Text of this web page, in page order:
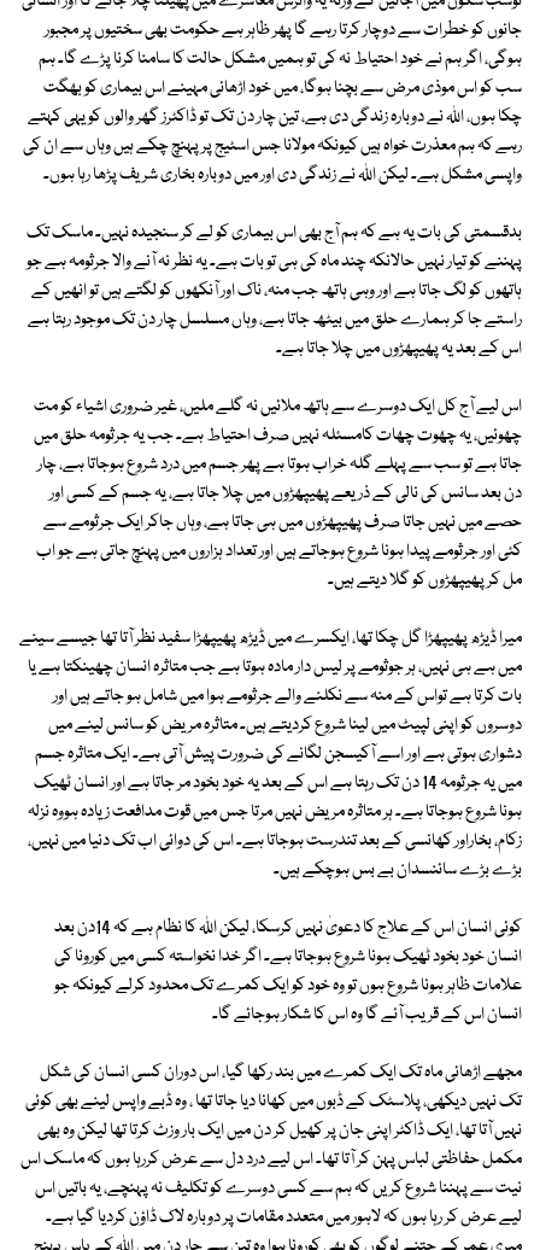
جانوں کو خطرات سے دوچار کرتا رہے گا پھر ظاہر ہے حکومت بھی سختیوں پر مجبور
ہوگی، اگر ہم نے خود احتیاط نہ کی تو ہمیں مشکل حالت کا سامنا کرنا پڑے گا۔ ہم
سب کو اس موذی مرض سے بچنا ہوگا، میں خود اڑھائی مہینے اس بیماری کو بھگت
چکا ہوں، اللہ نے دوبارہ زندگی دی ہے، تین چار دن تک تو ڈاکٹرز گھر والوں کو یہی کہتے
رہے کہ ہم معذرت خواہ ہیں کیونکہ مولانا جس اسٹیج پر پہنچ چکے ہیں وہاں سے ان کی
واپسی مشکل ہے۔ لیکن اللہ نے زندگی دی اور میں دوبارہ بخاری شریف پڑھا رہا ہوں۔
بدقسمتی کی بات یہ ہے کہ ہم آج بھی اس بیماری کو لے کر سنجیدہ نہیں۔ ماسک تک
پہننے کو تیار نہیں حالانکہ چند ماہ کی ہی تو بات ہے۔ یہ نظر نہ آنے والا جرثومہ ہے جو
ہاتھوں کو لگ جاتا ہے اور وہی ہاتھ جب منہ، ناک اور آنکھوں کو لگتے ہیں تو انھیں کے
راستے جا کر ہمارے حلق میں بیٹھ جاتا ہے، وہاں مسلسل چار دن تک موجود رہتا ہے
اس کے بعد یہ پھیپھڑوں میں چلا جاتا ہے۔
اس لیے آج کل ایک دوسرے سے ہاتھ ملائیں نہ گلے ملیں، غیر ضروری اشیاء کو مت
چھوئیں، یہ چھوت چھات کامسئلہ نہیں صرف احتیاط ہے۔ جب یہ جرثومہ حلق میں
جاتا ہے تو سب سے پہلے گلہ خراب ہوتا ہے پھر جسم میں درد شروع ہوجاتا ہے، چار
دن بعد سانس کی نالی کے ذریعے پھیپھڑوں میں چلا جاتا ہے، یہ جسم کے کسی اور
حصے میں نہیں جاتا صرف پھیپھڑوں میں ہی جاتا ہے، وہاں جاکر ایک جرثومے سے
کئی اور جرثومے پیدا ہونا شروع ہوجاتے ہیں اور تعداد ہزاروں میں پہنچ جاتی ہے جو اب
مل کر پھیپھڑوں کو گلا دیتے ہیں۔
میرا ڈیڑھ پھیپھڑا گل چکا تھا، ایکسرے میں ڈیڑھ پھیپھڑا سفید نظر آتا تھا جیسے سینے
میں ہے ہی نہیں، ہر جوثومے پر لیس دار مادہ ہوتا ہے جب متاثرہ انسان چھینکتا ہے یا
بات کرتا ہے تواس کے منہ سے نکلنے والے جرثومے ہوا میں شامل ہو جاتے ہیں اور
دوسروں کو اپنی لپیٹ میں لینا شروع کردیتے ہیں۔ متاثرہ مریض کو سانس لینے میں
دشواری ہوتی ہے اور اسے آکیسجن لگانے کی ضرورت پیش آتی ہے۔ ایک متاثرہ جسم
میں یہ جرثومہ 14 دن تک رہتا ہے اس کے بعد یہ خود بخود مر جاتا ہے اور انسان ٹھیک
ہونا شروع ہوجاتا ہے۔ ہر متاثرہ مریض نہیں مرتا جس میں قوت مدافعت زیادہ ہووہ نزلہ
زکام، بخاراور کھانسی کے بعد تندرست ہوجاتا ہے۔ اس کی دوائی اب تک دنیا میں نہیں،
بڑے بڑے سائنسدان بے بس ہوچکے ہیں۔
کوئی انسان اس کے علاج کا دعویٰ نہیں کرسکا، لیکن اللہ کا نظام ہے کہ 14دن بعد
انسان خود بخود ٹھیک ہونا شروع ہوجاتا ہے۔ اگر خدا نخواستہ کسی میں کورونا کی
علامات ظاہر ہونا شروع ہوں تو وہ خود کو ایک کمرے تک محدود کرلے کیونکہ جو
انسان اس کے قریب آئے گا وہ اس کا شکار ہوجائے گا۔
مجھے اڑھائی ماہ تک ایک کمرے میں بند رکھا گیا، اس دوران کسی انسان کی شکل
تک نہیں دیکھی، پلاسٹک کے ڈبوں میں کھانا دیا جاتا تھا ، وہ ڈبے واپس لینے بھی کوئی
نہیں آتا تھا، ایک ڈاکٹر اپنی جان پر کھیل کر دن میں ایک بار وزٹ کرتا تھا لیکن وہ بھی
مکمل حفاظتی لباس پہن کر آتا تھا۔ اس لیے درد دل سے عرض کررہا ہوں کہ ماسک اس
نیت سے پہننا شروع کریں کہ ہم سے کسی دوسرے کو تکلیف نہ پہنچے، یہ باتیں اس
لیے عرض کر رہا ہوں کہ لاہور میں متعدد مقامات پر دوبارہ لاک ڈاؤن کردیا گیا ہے۔